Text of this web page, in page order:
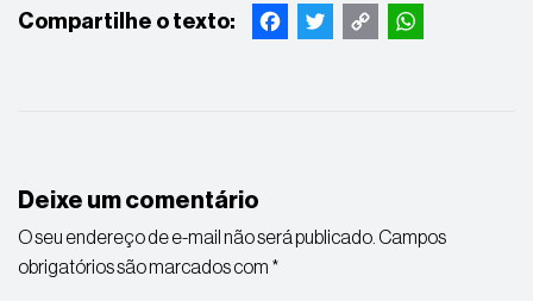
FacebookTwitterCopy
WhatsApp
Deixe um comentário
O seu endereço de e-mail não será publicado. Campos
obrigatórios são marcados com *